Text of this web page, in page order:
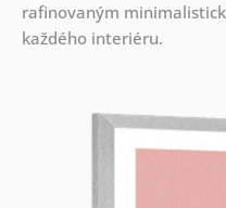
rafinovaným
každého interiéru.